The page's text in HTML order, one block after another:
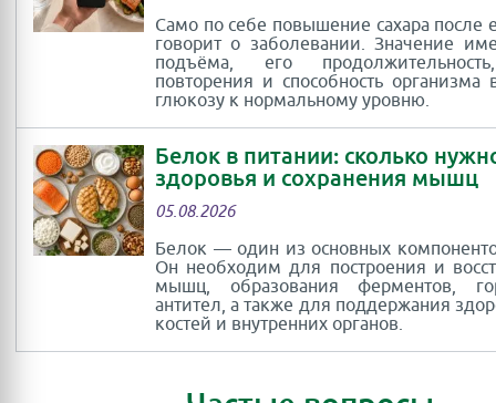
Само по себе повышение сахара после
говорит о заболевании. Значение
подъёма, его
повторения и способность организма
глюкозу к нормальному уровню.
Белок в питании: сколько
здоровья и сохранения мышц
05.08.2026
Белок — один из основных
Он необходим для построения и
мышц, образования ферментов,
антител, а также для поддержания
костей и внутренних органов.